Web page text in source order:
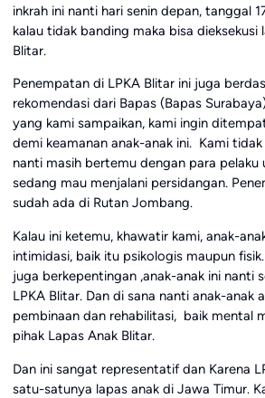
inkrah ini nanti hari senin depan, tanggal
kalau tidak banding maka bisa dieksekusi
Blitar.
Penempatan di LPKA Blitar ini juga
rekomendasi dari Bapas (Bapas
yang kami sampaikan, kami ingin
demi keamanan anak-anak ini. Kami
nanti masih bertemu dengan para pelaku
sedang mau menjalani persidangan.
sudah ada di Rutan Jombang.
Kalau ini ketemu, khawatir kami, anak-
intimidasi, baik itu psikologis maupun
juga berkepentingan ,anak-anak ini nanti
LPKA Blitar. Dan di sana nanti anak-anak
pembinaan dan rehabilitasi, baik mental
pihak Lapas Anak Blitar.
Dan ini sangat representatif dan Karena
satu-satunya lapas anak di Jawa Timur.